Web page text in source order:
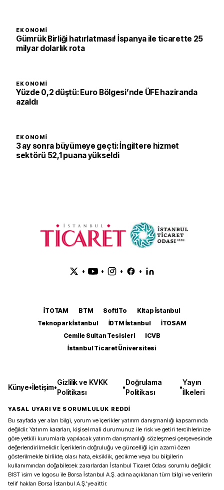
EKONOMI
Gümrük Birliği hatırlatması! İspanya ile ticarette 25
milyar dolarlık rota
EKONOMI
Yüzde 0,2 düştü: Euro Bölgesi’nde ÜFE haziranda
azaldı
EKONOMI
3 ay sonra büyümeye geçti: İngiltere hizmet
sektörü 52,1 puana yükseldi
• • • •
İTOTAM BTM SoftITo
Kitap İstanbul
Teknopark İstanbul
İDTM İstanbul
İTOSAM
Cemile Sultan Tesisleri
ICVB
İstanbul Ticaret Üniversitesi
Künye•İletişim•
Gizlilik ve KVKK
Politikası
•
Doğrulama
Politikası
•
Yayın
İlkeleri
YASAL UYARI VE SORUMLULUK REDDİ
Bu sayfada yer alan bilgi, yorum ve içerikler yatırım danışmanlığı kapsamında
değildir. Yatırım kararları, kişisel mali durumunuz ile risk ve getiri tercihlerinize
göre yetkili kurumlarla yapılacak yatırım danışmanlığı sözleşmesi çerçevesinde
değerlendirilmelidir. İçeriklerin doğruluğu ve güncelliği için azami özen
gösterilmekle birlikte, olası hata, eksiklik, gecikme veya bu bilgilerin
kullanımından doğabilecek zararlardan İstanbul Ticaret Odası sorumlu değildir.
BIST isim ve logosu ile Borsa İstanbul A.Ş. adına açıklanan tüm bilgi ve verilerin
telif hakları Borsa İstanbul A.Ş.’ye aittir.